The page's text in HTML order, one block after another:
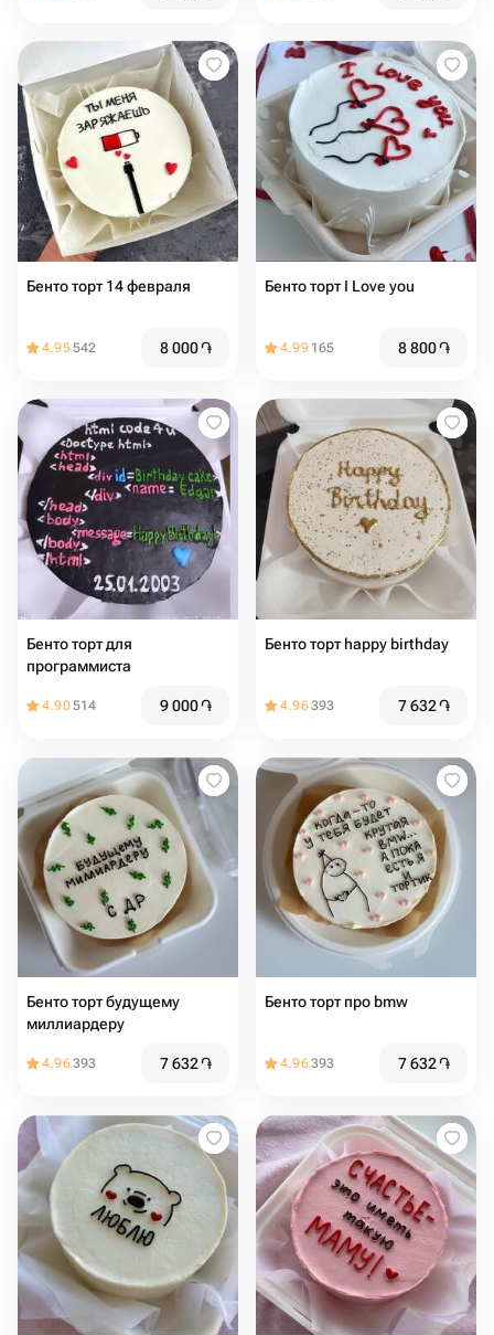
Бенто торт 14 февраля
4.95542 8 000֏
Бенто торт I Love you
4.99 165 8 800֏
Бенто торт для
программиста
4.90514 9 000֏
Бенто торт happy birthday ️
4.96393 7 632֏
Бенто торт будущему
миллиардеру
4.96393 7 632֏
Бенто торт про bmw
4.96393 7 632֏